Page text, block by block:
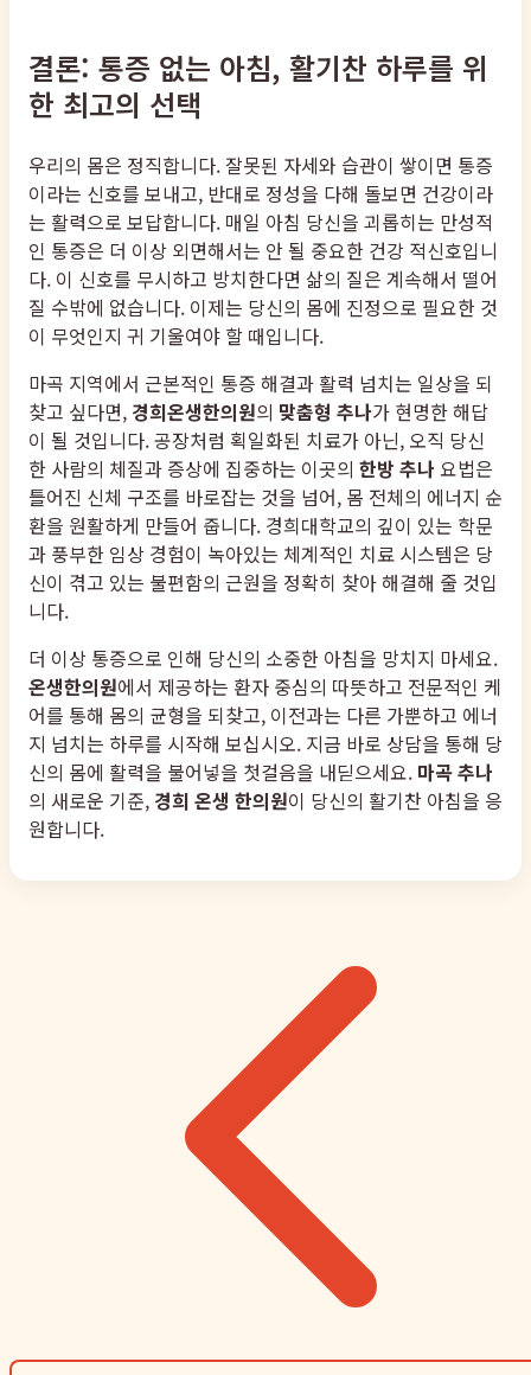
결론: 통증 없는 아침, 활기찬 하루를 위
한 최고의 선택
우리의 몸은 정직합니다. 잘못된 자세와 습관이 쌓이면 통증
이라는 신호를 보내고, 반대로 정성을 다해 돌보면 건강이라
는 활력으로 보답합니다. 매일 아침 당신을 괴롭히는 만성적
인 통증은 더 이상 외면해서는 안 될 중요한 건강 적신호입니
다. 이 신호를 무시하고 방치한다면 삶의 질은 계속해서 떨어
질 수밖에 없습니다. 이제는 당신의 몸에 진정으로 필요한 것
이 무엇인지 귀 기울여야 할 때입니다.
마곡 지역에서 근본적인 통증 해결과 활력 넘치는 일상을 되
찾고 싶다면, 경희온생한의원의 맞춤형 추나가 현명한 해답
이 될 것입니다. 공장처럼 획일화된 치료가 아닌, 오직 당신
한 사람의 체질과 증상에 집중하는 이곳의 한방 추나 요법은
틀어진 신체 구조를 바로잡는 것을 넘어, 몸 전체의 에너지 순
환을 원활하게 만들어 줍니다. 경희대학교의 깊이 있는 학문
과 풍부한 임상 경험이 녹아있는 체계적인 치료 시스템은 당
신이 겪고 있는 불편함의 근원을 정확히 찾아 해결해 줄 것입
니다.
더 이상 통증으로 인해 당신의 소중한 아침을 망치지 마세요.
온생한의원에서 제공하는 환자 중심의 따뜻하고 전문적인 케
어를 통해 몸의 균형을 되찾고, 이전과는 다른 가뿐하고 에너
지 넘치는 하루를 시작해 보십시오. 지금 바로 상담을 통해 당
신의 몸에 활력을 불어넣을 첫걸음을 내딛으세요. 마곡 추나
의 새로운 기준, 경희 온생 한의원이 당신의 활기찬 아침을 응
원합니다.